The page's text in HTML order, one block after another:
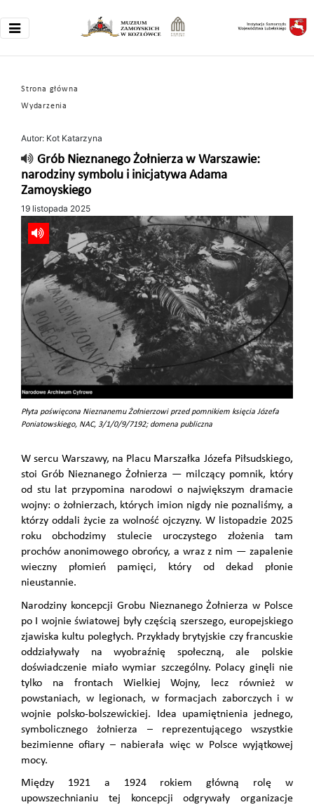
Strona główna
Wydarzenia
Autor: Kot Katarzyna
Grób Nieznanego Żołnierza w Warszawie:
narodziny symbolu i inicjatywa Adama
Zamoyskiego
19 listopada 2025
Płyta poświęcona Nieznanemu Żołnierzowi przed pomnikiem księcia Józefa
Poniatowskiego, NAC, 3/1/0/9/7192; domena publiczna
W sercu Warszawy, na Placu Marszałka Józefa Piłsudskiego,
stoi Grób Nieznanego Żołnierza — milczący pomnik, który
od stu lat przypomina narodowi o największym dramacie
wojny: o żołnierzach, których imion nigdy nie poznaliśmy, a
którzy oddali życie za wolność ojczyzny. W listopadzie 2025
roku obchodzimy stulecie uroczystego złożenia tam
prochów anonimowego obrońcy, a wraz z nim — zapalenie
wieczny płomień pamięci, który od dekad płonie
nieustannie.
Narodziny koncepcji Grobu Nieznanego Żołnierza w Polsce
po I wojnie światowej były częścią szerszego, europejskiego
zjawiska kultu poległych. Przykłady brytyjskie czy francuskie
oddziaływały na wyobraźnię społeczną, ale polskie
doświadczenie miało wymiar szczególny. Polacy ginęli nie
tylko na frontach Wielkiej Wojny, lecz również w
powstaniach, w legionach, w formacjach zaborczych i w
wojnie polsko-bolszewickiej. Idea upamiętnienia jednego,
symbolicznego żołnierza – reprezentującego wszystkie
bezimienne ofiary – nabierała więc w Polsce wyjątkowej
mocy.
Między 1921 a 1924 rokiem główną rolę w
upowszechnianiu tej koncepcji odgrywały organizacje